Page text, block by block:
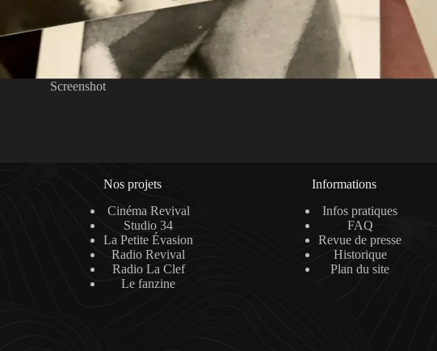
Screenshot
Nos projets
Cinéma Revival
Studio 34
La Petite Évasion
Radio Revival
Radio La Clef
Le fanzine
Informations
Infos pratiques
FAQ
Revue de presse
Historique
Plan du site